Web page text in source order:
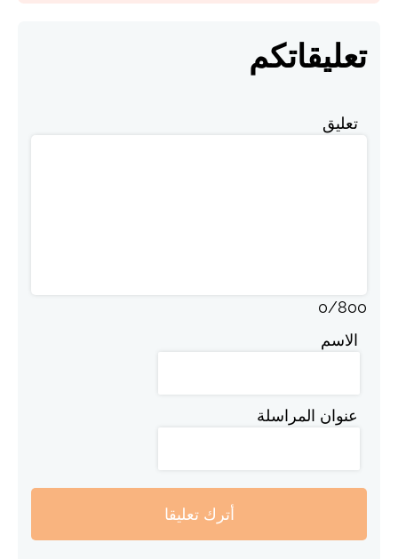
تعليقاتكم
تعليق
0/800
الاسم
عنوان المراسلة
أترك تعليقا